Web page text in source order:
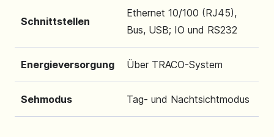
Schnittstellen
Ethernet 10/100 (RJ45),
Bus, USB; IO und RS232
Energieversorgung Über TRACO-System
Sehmodus Tag- und Nachtsichtmodus